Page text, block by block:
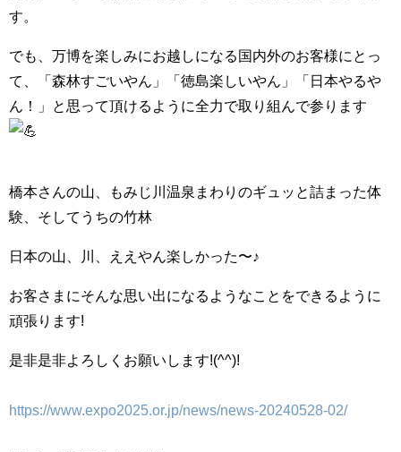
す。
でも、万博を楽しみにお越しになる国内外のお客様にとっ
て、「森林すごいやん」「徳島楽しいやん」「日本やるや
ん！」と思って頂けるように全力で取り組んで参ります
橋本さんの山、もみじ川温泉まわりのギュッと詰まった体
験、そしてうちの竹林
日本の山、川、ええやん楽しかった〜♪
お客さまにそんな思い出になるようなことをできるように
頑張ります!
是非是非よろしくお願いします!(^^)!
https://www.expo2025.or.jp/news/news-20240528-02/